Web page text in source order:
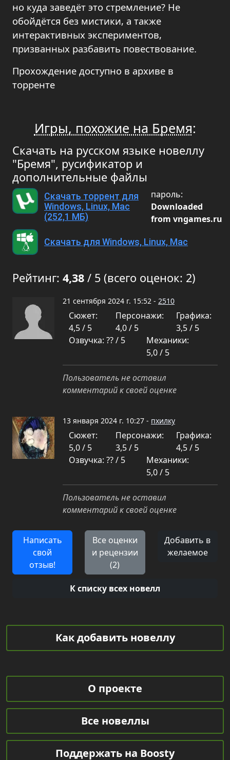
но куда заведёт это стремление? Не
обойдётся без мистики, а также
интерактивных экспериментов,
призванных разбавить повествование.
Прохождение доступно в архиве в
торренте
Игры, похожие на Бремя:
Скачать на русском языке новеллу
"Бремя", русификатор и
дополнительные файлы
Скачать торрент для
Windows, Linux, Mac
(252,1 МБ)
пароль:
Downloaded
from vngames.ru
Скачать для Windows, Linux, Mac
Рейтинг: 4,38 / 5 (всего оценок: 2)
21 сентября 2024 г. 15:52 - 2510
Сюжет:
4,5 / 5
Персонажи:
4,0 / 5
Графика:
3,5 / 5
Озвучка: ?? / 5
Механики:
5,0 / 5
Пользователь не оставил
комментарий к своей оценке
13 января 2024 г. 10:27 - пхилку
Сюжет:
5,0 / 5
Персонажи:
3,5 / 5
Графика:
4,5 / 5
Озвучка: ?? / 5
Механики:
5,0 / 5
Пользователь не оставил
комментарий к своей оценке
Написать
свой
отзыв!
Все оценки
и рецензии
(2)
Добавить в
желаемое
К списку всех новелл
Как добавить новеллу
О проекте
Все новеллы
Поддержать на Boosty